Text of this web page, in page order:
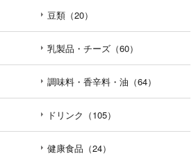
豆類（20）
乳製品・チーズ（60）
調味料・香辛料・油（64）
ドリンク（105）
健康食品（24）